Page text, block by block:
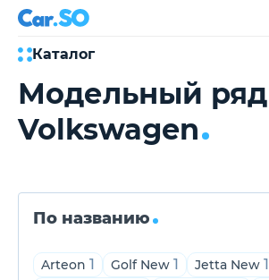
Каталог
Автокредит
Трейд-ин
Акции
Автожурнал
Контакты
Модельный ряд
Volkswagen
По названию
Arteon 1 Golf New 1 Jetta New 1